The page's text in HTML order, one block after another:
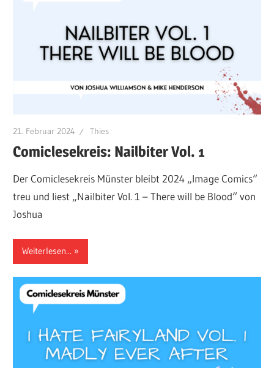
21. Februar 2024 Thies
Comiclesekreis: Nailbiter Vol. 1
Der Comiclesekreis Münster bleibt 2024 „Image Comics“
treu und liest „Nailbiter Vol. 1 – There will be Blood“ von
Joshua
Weiterlesen...